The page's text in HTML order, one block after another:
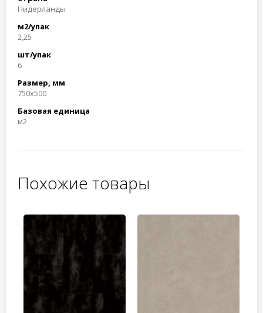
Нидерланды
м2/упак
2,25
шт/упак
6
Размер, мм
750x500
Базовая единица
м2
Похожие товары